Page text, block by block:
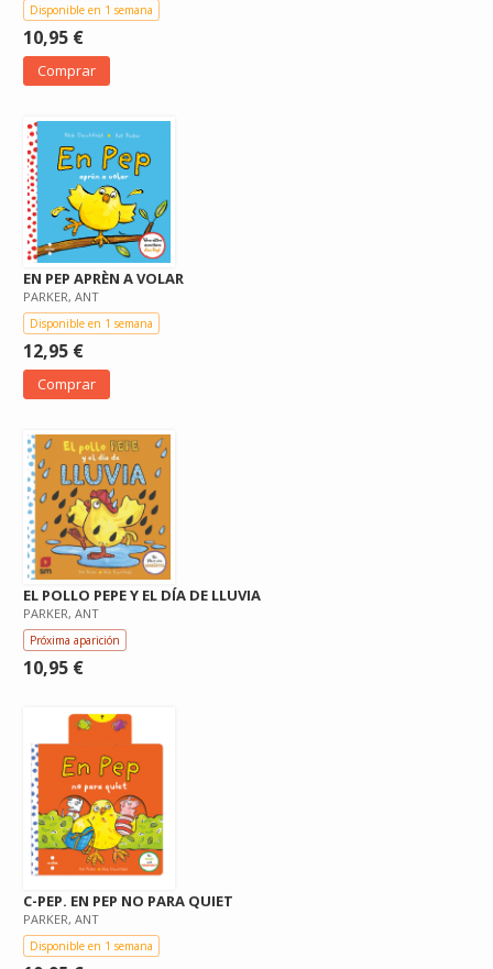
Disponible en 1 semana
10,95 €
Comprar
EN PEP APRÈN A VOLAR
PARKER, ANT
Disponible en 1 semana
12,95 €
Comprar
EL POLLO PEPE Y EL DÍA DE LLUVIA
PARKER, ANT
Próxima aparición
10,95 €
C-PEP. EN PEP NO PARA QUIET
PARKER, ANT
Disponible en 1 semana